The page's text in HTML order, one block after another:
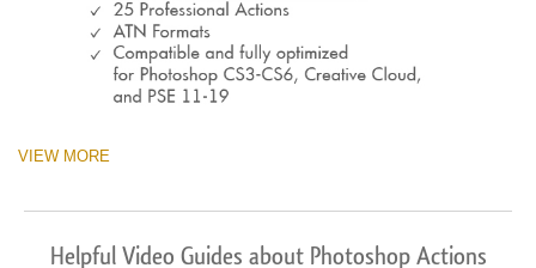
VIEW MORE
Helpful Video Guides about Photoshop Actions